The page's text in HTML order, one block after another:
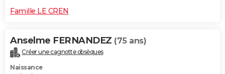
Famille LE CREN
Anselme FERNANDEZ (75 ans)
Créer une cagnotte obsèques
Naissance